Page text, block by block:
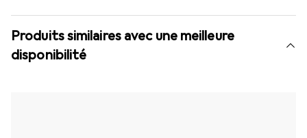
Produits similaires avec une meilleure
disponibilité